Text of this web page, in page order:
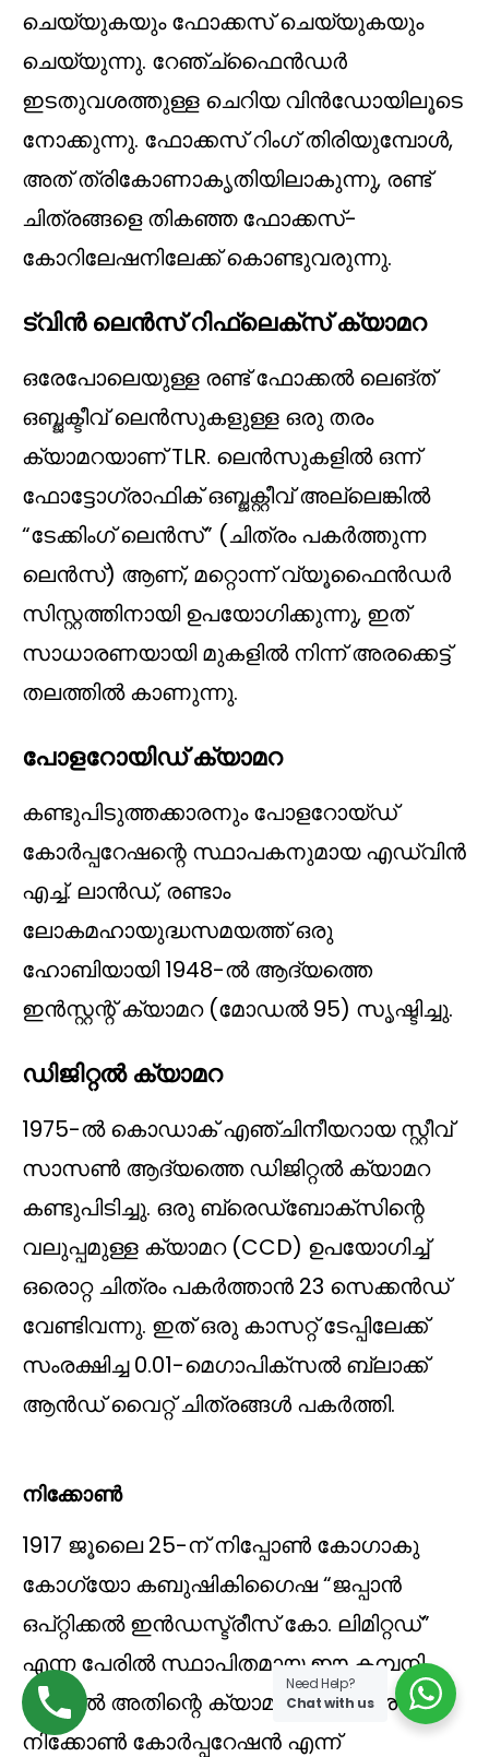
ചെയ്യുകയും ഫോക്കസ് ചെയ്യുകയും
ചെയ്യുന്നു. റേഞ്ച്ഫൈൻഡർ
ഇടതുവശത്തുള്ള ചെറിയ വിൻഡോയിലൂടെ
നോക്കുന്നു. ഫോക്കസ് റിംഗ് തിരിയുമ്പോൾ,
അത് ത്രികോണാകൃതിയിലാകുന്നു, രണ്ട്
ചിത്രങ്ങളെ തികഞ്ഞ ഫോക്കസ്-
കോറിലേഷനിലേക്ക് കൊണ്ടുവരുന്നു.
ട്വിൻ ലെൻസ് റിഫ്ലെക്സ് ക്യാമറ
ഒരേപോലെയുള്ള രണ്ട് ഫോക്കൽ ലെങ്ത്
ഒബ്ജക്ടീവ് ലെൻസുകളുള്ള ഒരു തരം
ക്യാമറയാണ് TLR. ലെൻസുകളിൽ ഒന്ന്
ഫോട്ടോഗ്രാഫിക് ഒബ്ജക്റ്റീവ് അല്ലെങ്കിൽ
“ടേക്കിംഗ് ലെൻസ്” (ചിത്രം പകർത്തുന്ന
ലെൻസ്) ആണ്, മറ്റൊന്ന് വ്യൂഫൈൻഡർ
സിസ്റ്റത്തിനായി ഉപയോഗിക്കുന്നു, ഇത്
സാധാരണയായി മുകളിൽ നിന്ന് അരക്കെട്ട്
തലത്തിൽ കാണുന്നു.
പോളറോയിഡ് ക്യാമറ
കണ്ടുപിടുത്തക്കാരനും പോളറോയ്ഡ്
കോർപ്പറേഷന്റെ സ്ഥാപകനുമായ എഡ്വിൻ
എച്ച്. ലാൻഡ്, രണ്ടാം
ലോകമഹായുദ്ധസമയത്ത് ഒരു
ഹോബിയായി 1948-ൽ ആദ്യത്തെ
ഇൻസ്റ്റന്റ് ക്യാമറ (മോഡൽ 95) സൃഷ്ടിച്ചു.
ഡിജിറ്റൽ ക്യാമറ
1975-ൽ കൊഡാക് എഞ്ചിനീയറായ സ്റ്റീവ്
സാസൺ ആദ്യത്തെ ഡിജിറ്റൽ ക്യാമറ
കണ്ടുപിടിച്ചു. ഒരു ബ്രെഡ്ബോക്‌സിന്റെ
വലുപ്പമുള്ള ക്യാമറ (CCD) ഉപയോഗിച്ച്
ഒരൊറ്റ ചിത്രം പകർത്താൻ 23 സെക്കൻഡ്
വേണ്ടിവന്നു. ഇത് ഒരു കാസറ്റ് ടേപ്പിലേക്ക്
സംരക്ഷിച്ച 0.01-മെഗാപിക്സൽ ബ്ലാക്ക്
ആൻഡ് വൈറ്റ് ചിത്രങ്ങൾ പകർത്തി.
നിക്കോൺ
1917 ജൂലൈ 25-ന് നിപ്പോൺ കോഗാകു
കോഗ്യോ കബുഷികിഗൈഷ “ജപ്പാൻ
ഒപ്റ്റിക്കൽ ഇൻഡസ്ട്രീസ് കോ. ലിമിറ്റഡ്”
എന്ന പേരിൽ സ്ഥാപിതമായ ഈ കമ്പനി
1988-ൽ അതിന്റെ ക്യാമറകൾക്ക് ശേഷം
നിക്കോൺ കോർപ്പറേഷൻ എന്ന്
Need Help?
Chat with us